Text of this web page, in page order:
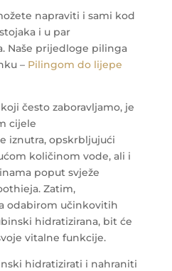
napraviti i sami kod
i u par
Naše prijedloge pilinga
– Pilingom do lijepe
često zaboravljamo, je
cijele
iznutra, opskrbljujući
količinom vode, ali i
poput svježe
Zatim,
odabirom učinkovitih
hidratizirana, bit će
vitalne funkcije.
hidratizirati i nahraniti